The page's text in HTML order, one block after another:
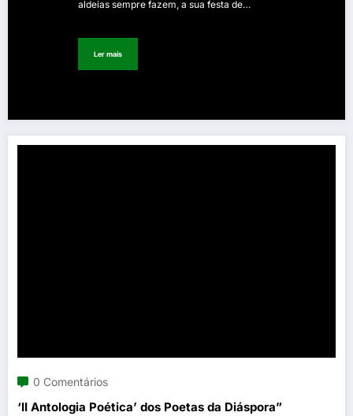
aldeias sempre fazem, a sua festa de…
Ler mais
0 Comentários
‘II Antologia Poética’ dos Poetas da Diáspora”